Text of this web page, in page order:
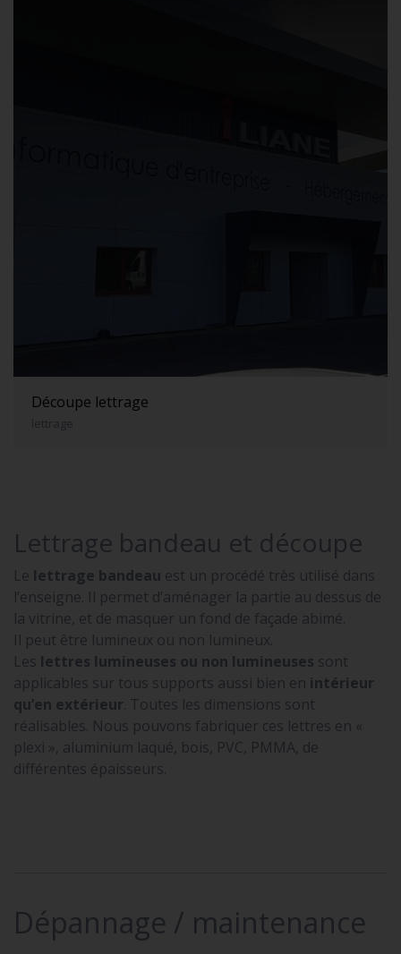
Découpe lettrage
lettrage
Lettrage bandeau et découpe
Le lettrage bandeau est un procédé très utilisé dans
l’enseigne. Il permet d’aménager la partie au dessus de
la vitrine, et de masquer un fond de façade abimé.
Il peut être lumineux ou non lumineux.
Les lettres lumineuses ou non lumineuses sont
applicables sur tous supports aussi bien en intérieur
qu’en extérieur. Toutes les dimensions sont
réalisables. Nous pouvons fabriquer ces lettres en «
plexi », aluminium laqué, bois, PVC, PMMA, de
différentes épaisseurs.
Dépannage / maintenance